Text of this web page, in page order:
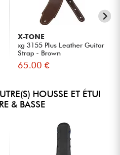
X-TONE
xg 3155 Plus Leather Guitar
Strap - Brown
65.00 €
HOUSSE ET ÉTUI
& BASSE